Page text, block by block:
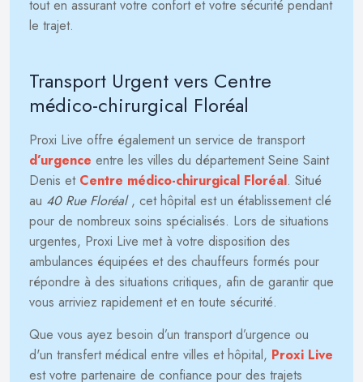
tout en assurant votre confort et votre sécurité pendant
le trajet.
Transport Urgent vers Centre
médico-chirurgical Floréal
Proxi Live offre également un service de transport
d’urgence entre les villes du département Seine Saint
Denis et Centre médico-chirurgical Floréal. Situé
au 40 Rue Floréal, cet hôpital est un établissement clé
pour de nombreux soins spécialisés. Lors de situations
urgentes, Proxi Live met à votre disposition des
ambulances équipées et des chauffeurs formés pour
répondre à des situations critiques, afin de garantir que
vous arriviez rapidement et en toute sécurité.
Que vous ayez besoin d’un transport d’urgence ou
d'un transfert médical entre villes et hôpital, Proxi Live
est votre partenaire de confiance pour des trajets